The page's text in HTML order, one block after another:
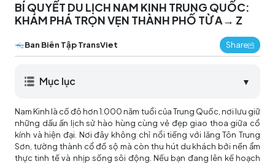
BÍ QUYẾT DU LỊCH NAM KINH TRUNG QUỐC:
KHÁM PHÁ TRỌN VẸN THÀNH PHỐ TỪ A→ Z
Ban Biên Tập TransViet Share
Mục lục ▼
Nam Kinh là cố đô hơn 1.000 năm tuổi của Trung Quốc, nơi lưu giữ
những dấu ấn lịch sử hào hùng cùng vẻ đẹp giao thoa giữa cổ
kính và hiện đại. Nơi đây không chỉ nổi tiếng với lăng Tôn Trung
Sơn, tường thành cổ đồ sộ mà còn thu hút du khách bởi nền ẩm
thực tinh tế và nhịp sống sôi động. Nếu bạn đang lên kế hoạch